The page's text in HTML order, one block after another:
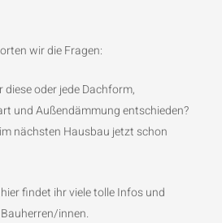
wir die Fragen:
oder jede Dachform,
und Außendämmung entschieden?
nächsten Hausbau jetzt schon
findet ihr viele tolle Infos und
innen.